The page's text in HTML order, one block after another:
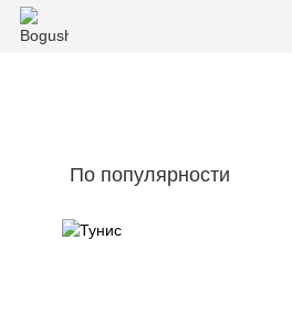
По популярности